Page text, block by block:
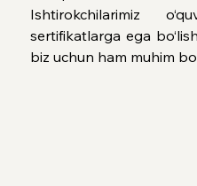
Ishtirokchilarimiz
sertifikatlarga ega
biz uchun ham muhim